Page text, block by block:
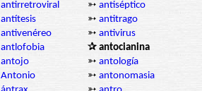
antirretroviral ➳ antiséptico
antítesis ➳ antitrago
antivenéreo ➳ antivirus
antlofobia
✰ antocianina
antojo ➳ antología
Antonio ➳ antonomasia